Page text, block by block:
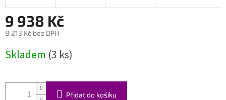
9 938 Kč
8 213 Kč bez DPH
cena:
Skladem (3 ks)
Přidat do košíku